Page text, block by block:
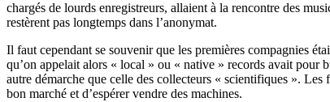
chargés de lourds enregistreurs, allaient à la rencontre des
restèrent pas longtemps dans l’anonymat.
Il faut cependant se souvenir que les premières compagnies
qu’on appelait alors « local » ou « native » records avait pour
autre démarche que celle des collecteurs « scientifiques ».
bon marché et d’espérer vendre des machines.